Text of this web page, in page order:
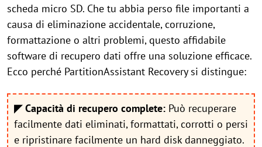
scheda micro SD. Che tu abbia perso file importanti a
causa di eliminazione accidentale, corruzione,
formattazione o altri problemi, questo affidabile
software di recupero dati offre una soluzione efficace.
Ecco perché PartitionAssistant Recovery si distingue:
◤ Capacità di recupero complete: Può recuperare
facilmente dati eliminati, formattati, corrotti o persi
e ripristinare facilmente un hard disk danneggiato.